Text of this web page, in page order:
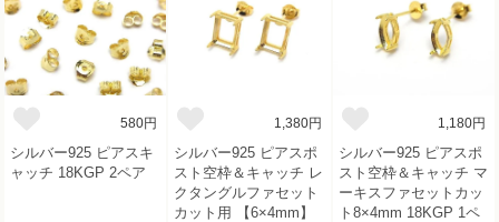
580円
シルバー925 ピアスキ
ャッチ 18KGP 2ペア
1,380円
シルバー925 ピアスポ
スト空枠＆キャッチ レ
クタングルファセット
カット用 【6×4mm】
1,180円
シルバー925 ピアスポ
スト空枠＆キャッチ マ
ーキスファセットカッ
ト8×4mm 18KGP 1ペ